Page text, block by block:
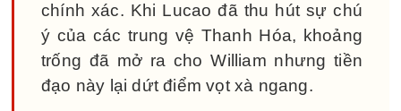
chính xác. Khi Lucao đã thu hút sự chú
ý của các trung vệ Thanh Hóa, khoảng
trống đã mở ra cho William nhưng tiền
đạo này lại dứt điểm vọt xà ngang.